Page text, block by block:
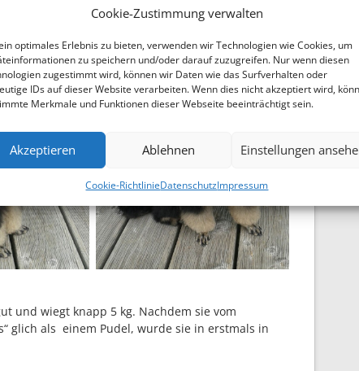
Cookie-Zustimmung verwalten
optimales Erlebnis zu bieten, verwenden wir Technologien wie Cookies, um
zu speichern und/oder darauf zuzugreifen. Nur wenn diesen
zugestimmt wird, können wir Daten wie das Surfverhalten oder
IDs auf dieser Website verarbeiten. Wenn dies nicht akzeptiert wird,
Merkmale und Funktionen dieser Webseite beeinträchtigt sein.
Akzeptieren Ablehnen Einstellungen
Cookie-RichtlinieDatenschutzImpressum
und wiegt knapp 5 kg. Nachdem sie vom
glich als einem Pudel, wurde sie in erstmals in